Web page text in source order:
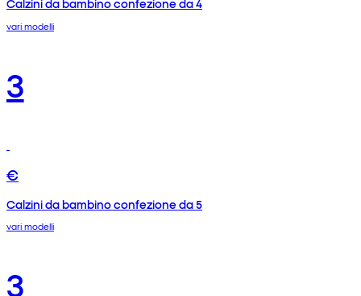
vari modelli
3
€
Calzini da bambino confezione da 5
vari modelli
3